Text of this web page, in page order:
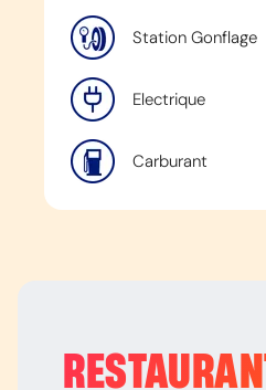
Station Gonflage
Electrique
Carburant